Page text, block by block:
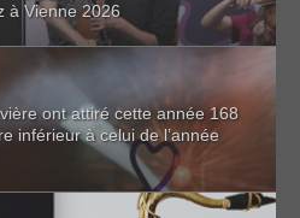
à Vienne 2026
ont attiré cette année 168
inférieur à celui de l’année